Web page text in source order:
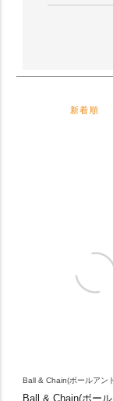
新着順
Ball & Chain(ボールアン
Ball & Chain(ボー